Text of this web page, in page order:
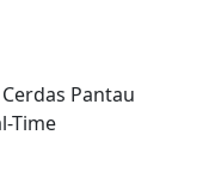
Pantau
Time